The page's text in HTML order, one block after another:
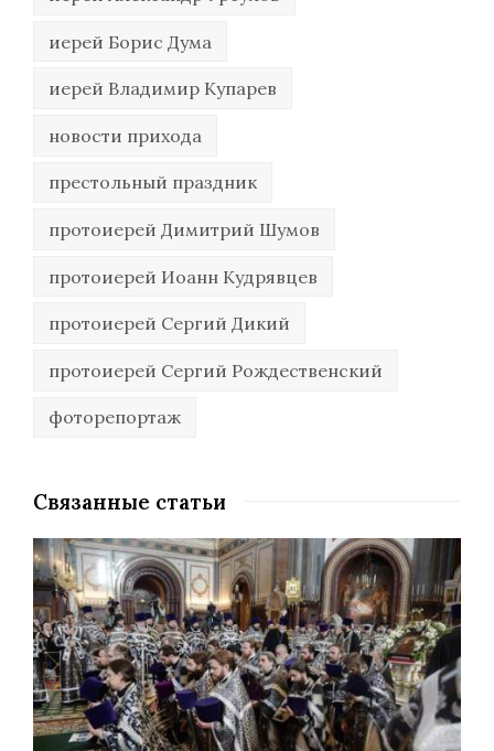
иерей Борис Дума
иерей Владимир Купарев
новости прихода
престольный праздник
протоиерей Димитрий Шумов
протоиерей Иоанн Кудрявцев
протоиерей Сергий Дикий
протоиерей Сергий Рождественский
фоторепортаж
Связанные статьи